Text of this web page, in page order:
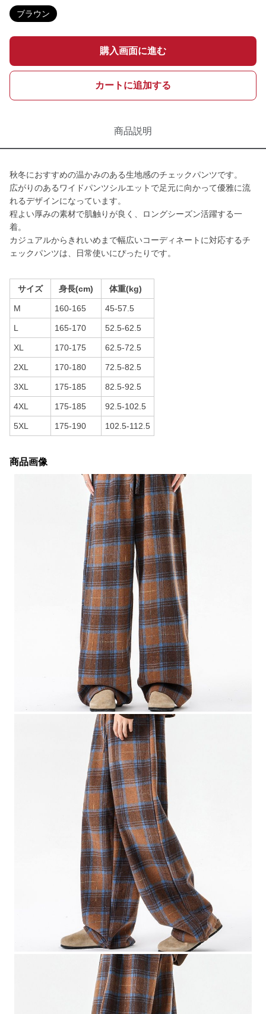
ブラウン
購入画面に進む
カートに追加する
商品説明
秋冬におすすめの温かみのある生地感のチェックパンツです。
広がりのあるワイドパンツシルエットで足元に向かって優雅に流
れるデザインになっています。
程よい厚みの素材で肌触りが良く、ロングシーズン活躍する一
着。
カジュアルからきれいめまで幅広いコーディネートに対応するチ
ェックパンツは、日常使いにぴったりです。
サイズ 身長(cm) 体重(kg)
M 160-165 45-57.5
L 165-170 52.5-62.5
XL 170-175 62.5-72.5
2XL 170-180 72.5-82.5
3XL 175-185 82.5-92.5
4XL 175-185 92.5-102.5
5XL 175-190 102.5-112.5
商品画像